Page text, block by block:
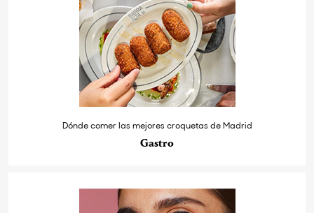
Dónde comer las mejores croquetas de Madrid
Gastro